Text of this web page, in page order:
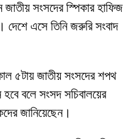
জাতীয় সংসদের স্পিকার হাফিজ
দেশে এসে তিনি জরুরি সংবাদ
৫টায় জাতীয় সংসদের শপথ
বলে সংসদ সচিবালয়ের
জানিয়েছেন।